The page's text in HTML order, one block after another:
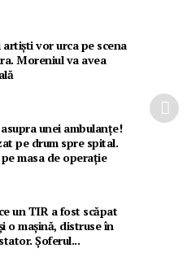
vor urca pe scena
Moreniul va avea
unei ambulanțe!
pe drum spre spital.
masa de operație
un TIR a fost scăpat
o mașină, distruse în
Șoferul...